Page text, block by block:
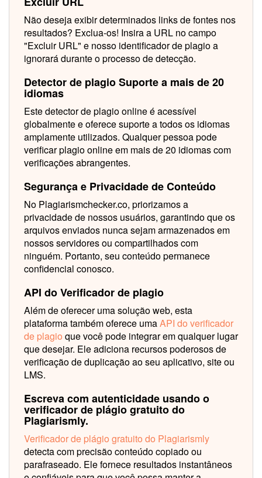
Não deseja exibir determinados links de fontes nos
resultados? Exclua-os! Insira a URL no campo
"Excluir URL" e nosso identificador de plagio a
ignorará durante o processo de detecção.
Detector de plagio Suporte a mais de 20
idiomas
Este detector de plagio online é acessível
globalmente e oferece suporte a todos os idiomas
amplamente utilizados. Qualquer pessoa pode
verificar plagio online em mais de 20 idiomas com
verificações abrangentes.
Segurança e Privacidade de Conteúdo
No Plagiarismchecker.co, priorizamos a
privacidade de nossos usuários, garantindo que os
arquivos enviados nunca sejam armazenados em
nossos servidores ou compartilhados com
ninguém. Portanto, seu conteúdo permanece
confidencial conosco.
API do Verificador de plagio
Além de oferecer uma solução web, esta
plataforma também oferece umaAPI do verificador
de plagio que você pode integrar em qualquer lugar
que desejar. Ele adiciona recursos poderosos de
verificação de duplicação ao seu aplicativo, site ou
LMS.
Escreva com autenticidade usando o
verificador de plágio gratuito do
Plagiarismly.
Verificador de plágio gratuito do Plagiarismly
detecta com precisão conteúdo copiado ou
parafraseado. Ele fornece resultados instantâneos